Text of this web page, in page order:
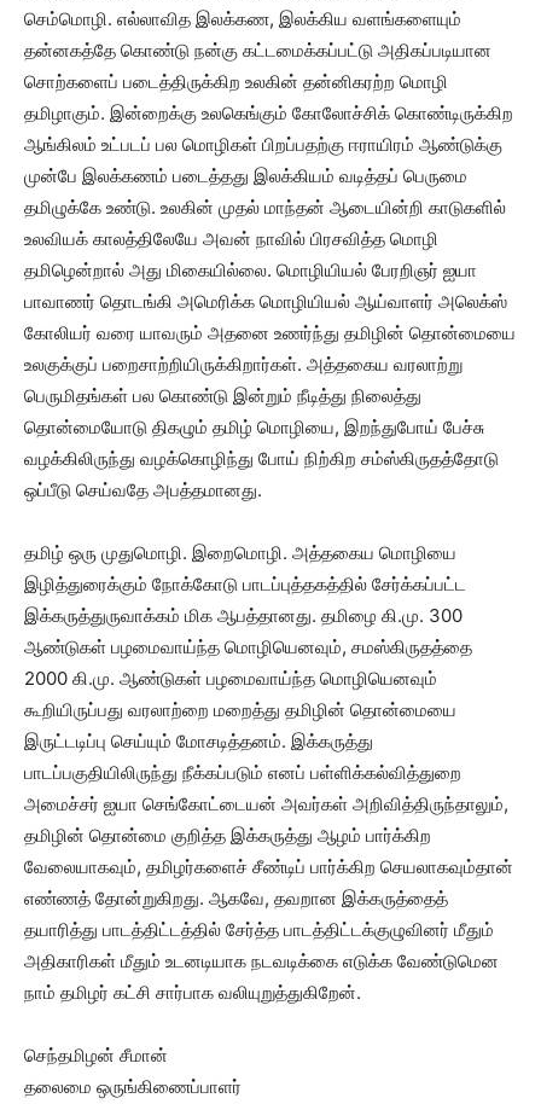
செம்மொழி. எல்லாவித இலக்கண, இலக்கிய வளங்களையும்
தன்னகத்தே கொண்டு நன்கு கட்டமைக்கப்பட்டு அதிகப்படியான
சொற்களைப் படைத்திருக்கிற உலகின் தன்னிகரற்ற மொழி
தமிழாகும். இன்றைக்கு உலகெங்கும் கோலோச்சிக் கொண்டிருக்கிற
ஆங்கிலம் உட்படப் பல மொழிகள் பிறப்பதற்கு ஈராயிரம் ஆண்டுக்கு
முன்பே இலக்கணம் படைத்தது இலக்கியம் வடித்தப் பெருமை
தமிழுக்கே உண்டு. உலகின் முதல் மாந்தன் ஆடையின்றி காடுகளில்
உலவியக் காலத்திலேயே அவன் நாவில் பிரசவித்த மொழி
தமிழென்றால் அது மிகையில்லை. மொழியியல் பேரறிஞர் ஐயா
பாவாணர் தொடங்கி அமெரிக்க மொழியியல் ஆய்வாளர் அலெக்ஸ்
கோலியர் வரை யாவரும் அதனை உணர்ந்து தமிழின் தொன்மையை
உலகுக்குப் பறைசாற்றியிருக்கிறார்கள். அத்தகைய வரலாற்று
பெருமிதங்கள் பல கொண்டு இன்றும் நீடித்து நிலைத்து
தொன்மையோடு திகழும் தமிழ் மொழியை, இறந்துபோய் பேச்சு
வழக்கிலிருந்து வழக்கொழிந்து போய் நிற்கிற சம்ஸ்கிருதத்தோடு
ஒப்பீடு செய்வதே அபத்தமானது.
தமிழ் ஒரு முதுமொழி. இறைமொழி. அத்தகைய மொழியை
இழித்துரைக்கும் நோக்கோடு பாடப்புத்தகத்தில் சேர்க்கப்பட்ட
இக்கருத்துருவாக்கம் மிக ஆபத்தானது. தமிழை கி.மு. 300
ஆண்டுகள் பழமைவாய்ந்த மொழியெனவும், சமஸ்கிருதத்தை
2000 கி.மு. ஆண்டுகள் பழமைவாய்ந்த மொழியெனவும்
கூறியிருப்பது வரலாற்றை மறைத்து தமிழின் தொன்மையை
இருட்டடிப்பு செய்யும் மோசடித்தனம். இக்கருத்து
பாடப்பகுதியிலிருந்து நீக்கப்படும் எனப் பள்ளிக்கல்வித்துறை
அமைச்சர் ஐயா செங்கோட்டையன் அவர்கள் அறிவித்திருந்தாலும்,
தமிழின் தொன்மை குறித்த இக்கருத்து ஆழம் பார்க்கிற
வேலையாகவும், தமிழர்களைச் சீண்டிப் பார்க்கிற செயலாகவும்தான்
எண்ணத் தோன்றுகிறது. ஆகவே, தவறான இக்கருத்தைத்
தயாரித்து பாடத்திட்டத்தில் சேர்த்த பாடத்திட்டக்குழுவினர் மீதும்
அதிகாரிகள் மீதும் உடனடியாக நடவடிக்கை எடுக்க வேண்டுமென
நாம் தமிழர் கட்சி சார்பாக வலியுறுத்துகிறேன்.
செந்தமிழன் சீமான்
தலைமை ஒருங்கிணைப்பாளர்